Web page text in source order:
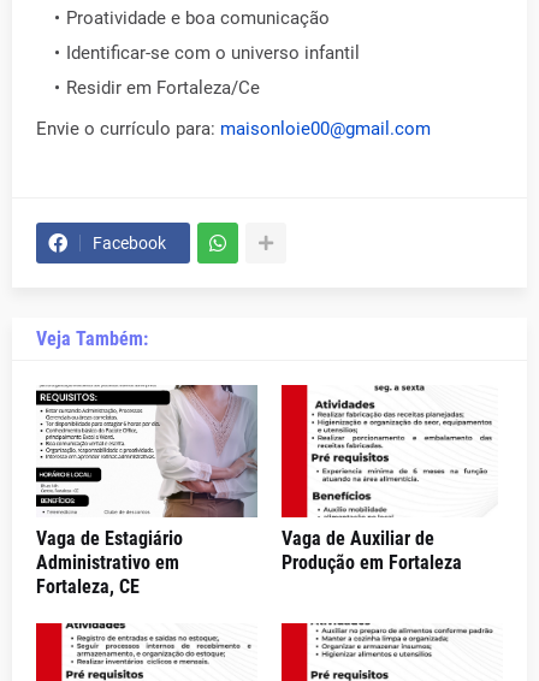
Proatividade e boa comunicação
Identificar-se com o universo infantil
Residir em Fortaleza/Ce
Envie o currículo para: maisonloie00@gmail.com
Facebook
Veja Também:
Vaga de Estagiário
Administrativo em
Fortaleza, CE
Vaga de Auxiliar de
Produção em Fortaleza